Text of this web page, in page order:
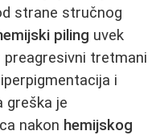
strane stručnog
piling uvek
tretmani
i
greška je
nakon hemijskog